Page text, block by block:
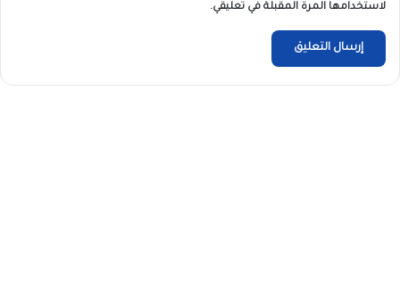
لاستخدامها المرة المقبلة في تعليقي.